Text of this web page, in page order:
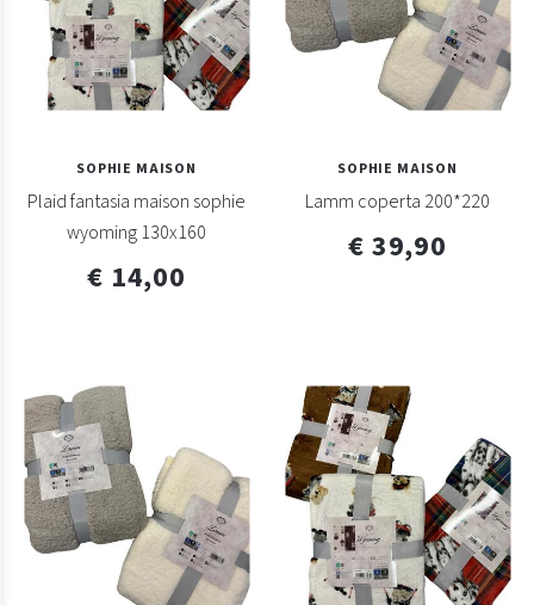
SOPHIE MAISON
Plaid fantasia maison sophie
wyoming 130x160
€ 14,00
SOPHIE MAISON
Lamm coperta 200*220
€ 39,90